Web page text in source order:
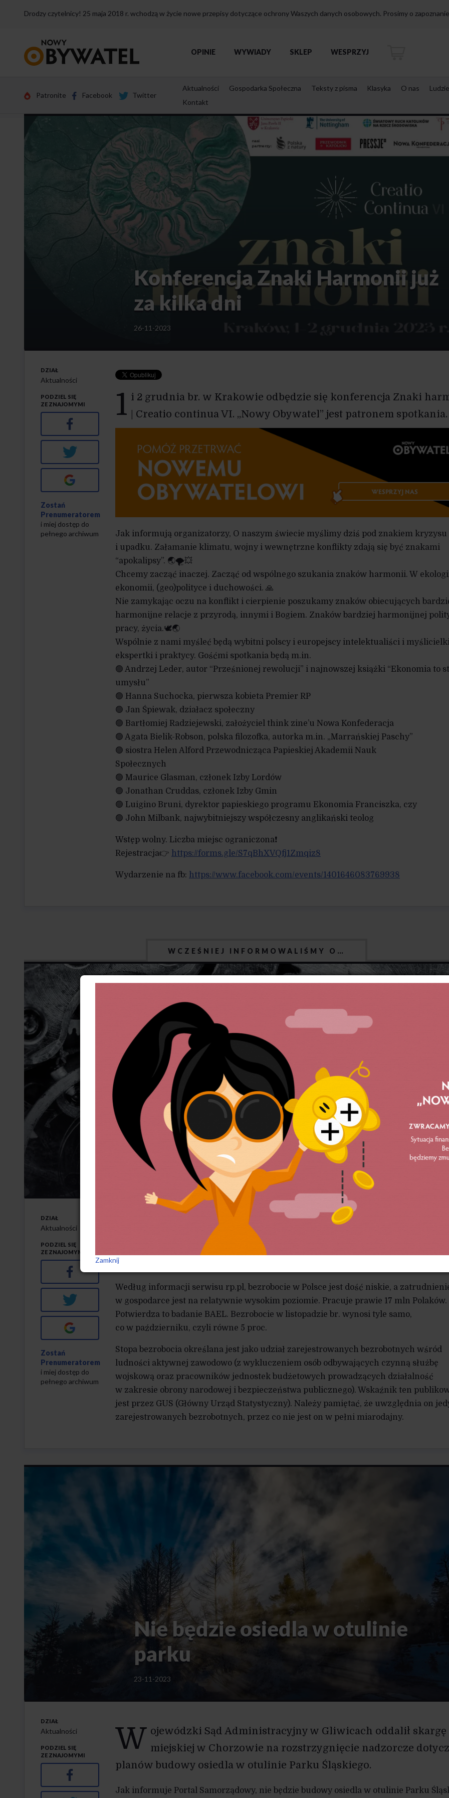
Drodzy czytelnicy! 25 maja 2018 r. wchodzą w życie nowe przepisy dotyczące ochrony Waszych danych osobowych. Prosimy o
strony
OPINIE WYWIADY SKLEP WESPRZYJ
Patronite Facebook Twitter
Aktualności Gospodarka Społeczna Teksty z pisma Klasyka O nas
Ludzie
Kontakt
Konferencja Znaki Harmonii już
za kilka dni
26-11-2023
1 i 2 grudnia br. w Krakowie odbędzie się konferencja Znaki
| Creatio continua VI. „Nowy Obywatel” jest patronem spotkania.
Jak informują organizatorzy, O naszym świecie myślimy dziś pod znakiem kryzysu
i upadku. Załamanie klimatu, wojny i wewnętrzne konflikty zdają się być znakami
“apokalipsy”. 🌏🌪💥
Chcemy zacząć inaczej. Zacząć od wspólnego szukania znaków harmonii. W
ekonomii, (geo)polityce i duchowości. 🙏
Nie zamykając oczu na konflikt i cierpienie poszukamy znaków obiecujących
harmonijne relacje z przyrodą, innymi i Bogiem. Znaków bardziej harmonijnej
pracy, życia.🕊🌏
Wspólnie z nami myśleć będą wybitni polscy i europejscy intelektualiści i
ekspertki i praktycy. Gośćmi spotkania będą m.in.
🟢 Andrzej Leder, autor “Prześnionej rewolucji” i najnowszej książki “Ekonomia to
umysłu”
🟢 Hanna Suchocka, pierwsza kobieta Premier RP
🟢 Jan Śpiewak, działacz społeczny
🟢 Bartłomiej Radziejewski, założyciel think zine’u Nowa Konfederacja
🟢 Agata Bielik-Robson, polska filozofka, autorka m.in. „Marrańskiej Paschy”
🟢 siostra Helen Alford Przewodnicząca Papieskiej Akademii Nauk
Społecznych
🟢 Maurice Glasman, członek Izby Lordów
🟢 Jonathan Cruddas, członek Izby Gmin
🟢 Luigino Bruni, dyrektor papieskiego programu Ekonomia Franciszka, czy
🟢 John Milbank, najwybitniejszy współczesny anglikański teolog
Wstęp wolny. Liczba miejsc ograniczona❗️
Rejestracja👉 https://forms.gle/S7qBhXVQfj1Zmqiz8
Wydarzenie na fb: https://www.facebook.com/events/1401646083769938
DZIAŁ
Aktualności
PODZIEL SIĘ
ZE ZNAJOMYMI
Facebook
Twitter
Zostań
Prenumeratorem
i miej dostęp do
pełnego archiwum
WCZEŚNIEJ INFORMOWALIŚMY O…
Pracujemy rekordowo
III kwartale br. w Polsce pracowało 16,87 mln osób, najwięcej
w historii badań. To o ponad 180 tys. osób więcej niż rok
wcześniej.
Według informacji serwisu rp.pl, bezrobocie w Polsce jest dość niskie, a
w gospodarce jest na relatywnie wysokim poziomie. Pracuje prawie 17 mln Polaków.
Potwierdza to badanie BAEL. Bezrobocie w listopadzie br. wynosi tyle samo,
co w październiku, czyli równe 5 proc.
Stopa bezrobocia określana jest jako udział zarejestrowanych bezrobotnych wśród
ludności aktywnej zawodowo (z wykluczeniem osób odbywających czynną służbę
wojskową oraz pracowników jednostek budżetowych prowadzących działalność
w zakresie obrony narodowej i bezpieczeństwa publicznego). Wskaźnik ten
jest przez GUS (Główny Urząd Statystyczny). Należy pamiętać, że uwzględnia on
zarejestrowanych bezrobotnych, przez co nie jest on w pełni miarodajny.
DZIAŁ
Aktualności
PODZIEL SIĘ
ZE ZNAJOMYMI
Facebook
Twitter
Zostań
Prenumeratorem
i miej dostęp do
pełnego archiwum
Nie będzie osiedla w otulinie
parku
23-11-2023
W ojewódzki Sąd Administracyjny w Gliwicach oddalił skargę
miejskiej w Chorzowie na rozstrzygnięcie nadzorcze
planów budowy osiedla w otulinie Parku Śląskiego.
Jak informuje Portal Samorządowy, nie będzie budowy osiedla w otulinie Parku
DZIAŁ
Aktualności
PODZIEL SIĘ
ZE ZNAJOMYMI
Facebook
Zamknij